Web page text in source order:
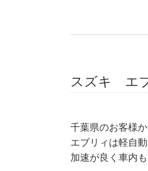
スズキ エ
千葉県のお客様
エブリィは軽自
加速が良く車内も